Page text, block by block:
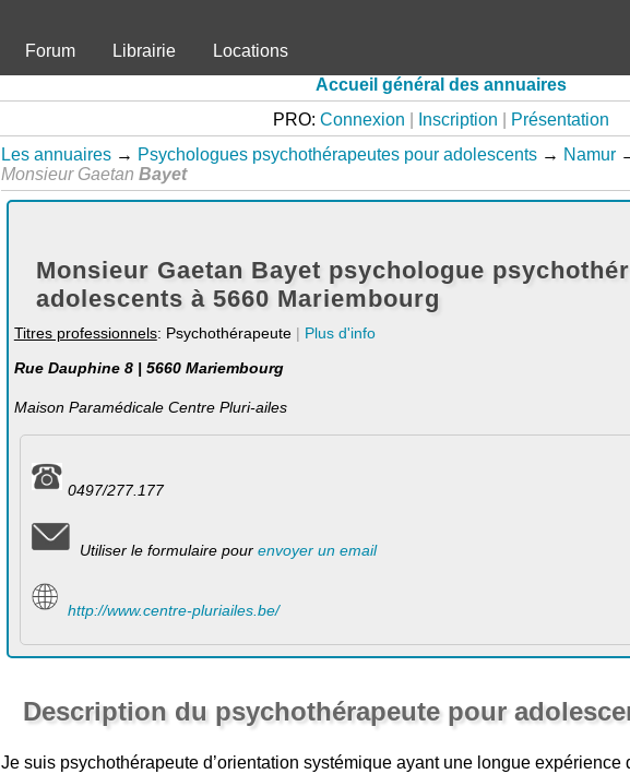
Forum Librairie
Locations
Accueil général des annuaires
PRO: Connexion Inscription
Présentation
Les annuaires → Psychologues psychothérapeutes pour adolescents → Namur
Monsieur Gaetan Bayet
Monsieur Gaetan Bayet psychologue
adolescents à 5660 Mariembourg
Titres professionnels: Psychothérapeute | Plus d'info
Rue Dauphine 8 | 5660 Mariembourg
Maison Paramédicale Centre Pluri-ailes
0497/277.177
Utiliser le formulaire pourenvoyer un email
http://www.centre-pluriailes.be/
Description du psychothérapeute pour
Je suis psychothérapeute d’orientation systémique ayant une longue